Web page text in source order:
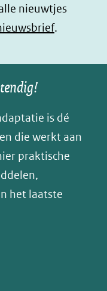
nieuwtjes
.
is dé
die werkt aan
praktische
het laatste